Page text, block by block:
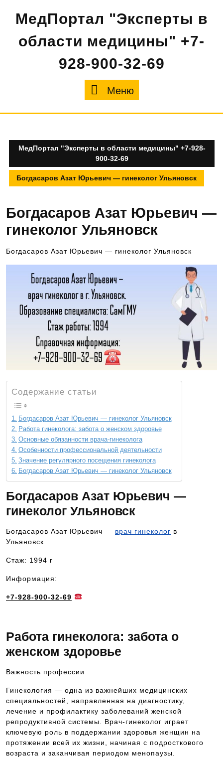
содержимому
МедПортал "Эксперты в
области медицины" +7-
928-900-32-69
Меню
МедПортал "Эксперты в области медицины" +7-928-
900-32-69
Богдасаров Азат Юрьевич — гинеколог Ульяновск
Богдасаров Азат Юрьевич —
гинеколог Ульяновск
Богдасаров Азат Юрьевич — гинеколог Ульяновск
Содержание статьи
Богдасаров Азат Юрьевич — гинеколог Ульяновск
Работа гинеколога: забота о женском здоровье
Основные обязанности врача-гинеколога
Особенности профессиональной деятельности
Значение регулярного посещения гинеколога
Богдасаров Азат Юрьевич — гинеколог Ульяновск
Богдасаров Азат Юрьевич —
гинеколог Ульяновск
Богдасаров Азат Юрьевич — врач гинеколог в
Ульяновск
Стаж: 1994 г
Информация:
+7-928-900-32-69
Работа гинеколога: забота о
женском здоровье
Важность профессии
Гинекология — одна из важнейших медицинских
специальностей, направленная на диагностику,
лечение и профилактику заболеваний женской
репродуктивной системы. Врач-гинеколог играет
ключевую роль в поддержании здоровья женщин на
протяжении всей их жизни, начиная с подросткового
возраста и заканчивая периодом менопаузы.